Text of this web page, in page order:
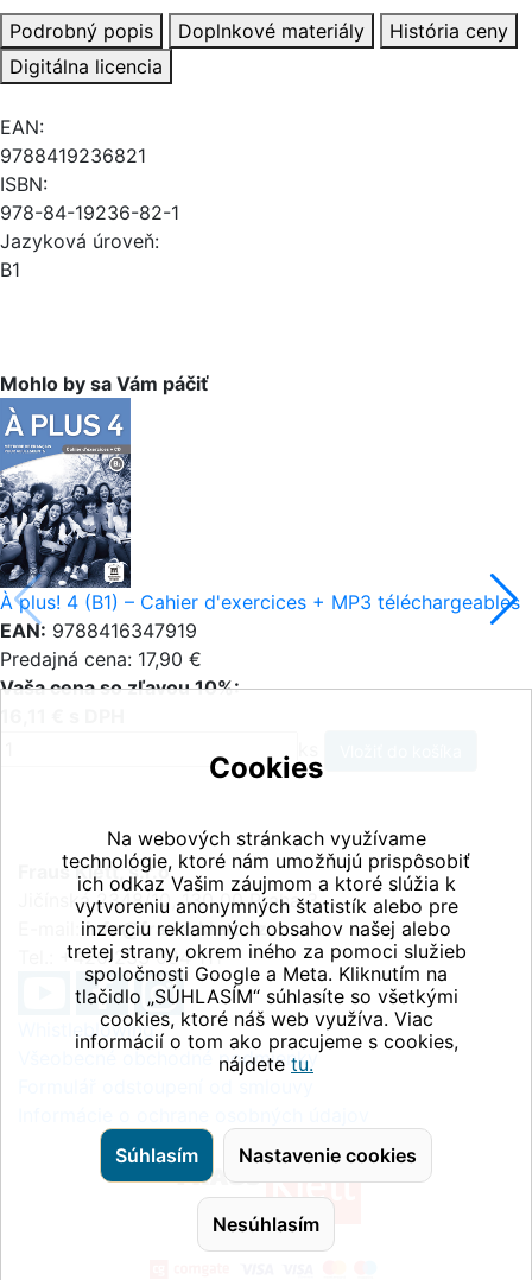
Podrobný popis Doplnkové materiály
História ceny
Digitálna licencia
EAN:
9788419236821
ISBN:
978-84-19236-82-1
Jazyková úroveň:
B1
Mohlo by sa Vám páčiť
À plus! 4 (B1) – Cahier d'exercices + MP3 téléchargeables
EAN: 9788416347919
Predajná cena: 17,90 €
Vaša cena so zľavou 10%:
Fraus Klett, s.r.o.
Jičínská 2348/10, 130 00 Praha 3
E-mail:info@fraus-klett.cz
Tel.: +420 233 084 111
Whistleblowing
Všeobecné obchodné podmienky
Cookies
Na webových stránkach využívame
technológie, ktoré nám umožňujú prispôsobiť
ich odkaz Vašim záujmom a ktoré slúžia k
vytvoreniu anonymných štatistík alebo pre
inzerciu reklamných obsahov našej alebo
tretej strany, okrem iného za pomoci služieb
spoločnosti Google a Meta. Kliknutím na
tlačidlo „SÚHLASÍM“ súhlasíte so všetkými
cookies, ktoré náš web využíva. Viac
informácií o tom ako pracujeme s cookies,
nájdete tu.
Súhlasím Nastavenie cookies
Nesúhlasím